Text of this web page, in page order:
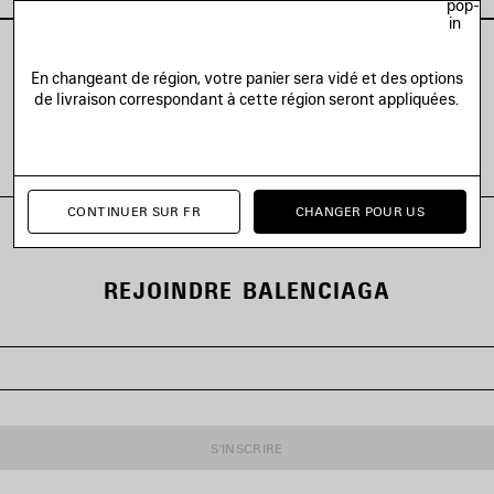
VOIR TOUS LES LOOKS
REJOINDRE BALENCIAGA
S'INSCRIRE
pop-
in
En changeant de région, votre panier sera vidé et des options
de livraison correspondant à cette région seront appliquées.
CONTINUER SUR FR CHANGER POUR US